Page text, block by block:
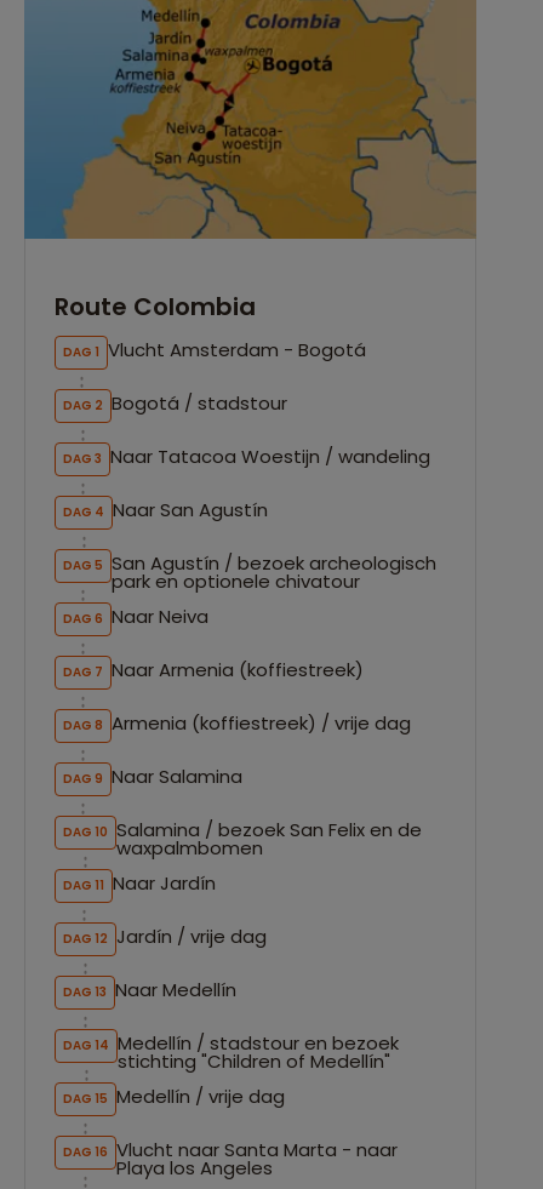
Route Colombia
DAG 1 Vlucht Amsterdam - Bogotá
DAG 2 Bogotá / stadstour
DAG 3 Naar Tatacoa Woestijn / wandeling
DAG 4 Naar San Agustín
DAG 5 San Agustín / bezoek archeologisch
park en optionele chivatour
DAG 6 Naar Neiva
DAG 7 Naar Armenia (koffiestreek)
DAG 8 Armenia (koffiestreek) / vrije dag
DAG 9 Naar Salamina
DAG 10 Salamina / bezoek San Felix en de
waxpalmbomen
DAG 11 Naar Jardín
DAG 12 Jardín / vrije dag
DAG 13 Naar Medellín
DAG 14 Medellín / stadstour en bezoek
stichting "Children of Medellín"
DAG 15 Medellín / vrije dag
DAG 16 Vlucht naar Santa Marta - naar
Playa los Angeles